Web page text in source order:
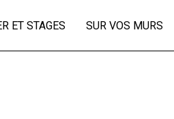
ET STAGES SUR VOS MURS